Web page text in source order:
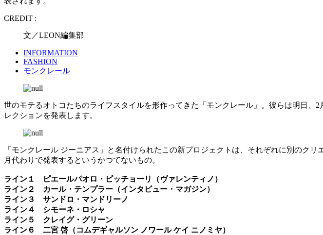
CREDIT :
文／LEON編集部
INFORMATION
FASHION
モンクレール
世のモテるオトコたちのライフスタイルを形作ってきた「モンクレール」。彼らは明日
レクションを発表します。
「モンクレール ジーニアス」と名付けられたこの新プロジェクトは、それぞれに別のク
月代わりで発表するというかつてないもの。
ライン１ ピエールパオロ・ピッチョーリ（ヴァレンティノ）
ライン２ カール・テンプラー（インタビュー・マガジン）
ライン３ サンドロ・マンドリーノ
ライン４ シモーネ・ロシャ
ライン５ クレイグ・グリーン
ライン６ 二宮 啓（コムデギャルソン ノワール ケイ ニノミヤ）